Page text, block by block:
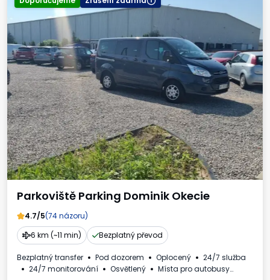
Parkoviště Parking Dominik Okecie
4.7/5(74 názoru)
6 km (~11 min)
Bezplatný převod
Bezplatný transfer Pod dozorem Oplocený
24/7 služba
24/7 monitorování
Osvětlený
Místa pro autobusy